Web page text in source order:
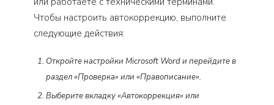
Чтобы настроить автокоррекцию, выполните
следующие действия:
Откройте настройки Microsoft Word и перейдите в
раздел «Проверка» или «Правописание».
Выберите вкладку «Автокоррекция» или